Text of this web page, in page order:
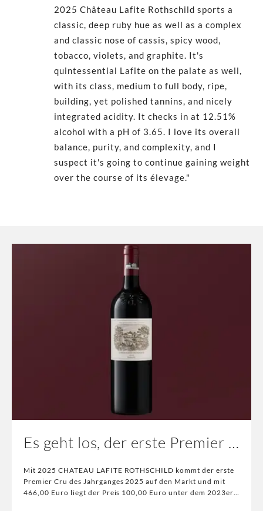
2025 Château Lafite Rothschild sports a
classic, deep ruby hue as well as a complex
and classic nose of cassis, spicy wood,
tobacco, violets, and graphite. It's
quintessential Lafite on the palate as well,
with its class, medium to full body, ripe,
building, yet polished tannins, and nicely
integrated acidity. It checks in at 12.51%
alcohol with a pH of 3.65. I love its overall
balance, purity, and complexity, and I
suspect it's going to continue gaining weight
over the course of its élevage."
Es geht los, der erste Premier Cru!
Mit 2025 CHATEAU LAFITE ROTHSCHILD kommt der erste
Premier Cru des Jahrganges 2025 auf den Markt und mit
466,00 Euro liegt der Preis 100,00 Euro unter dem 2023er